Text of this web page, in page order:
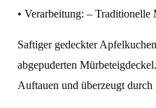
• Verarbeitung: –
Saftiger gedeckter
abgepuderten
Auftauen und überzeugt